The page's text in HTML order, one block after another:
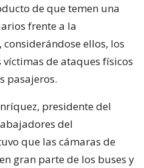
de que temen una
frente a la
ellos, los
de ataques físicos
pasajeros.
presidente del
del
que las cámaras de
gran parte de los buses y